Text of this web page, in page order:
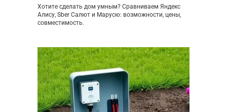
Хотите сделать дом умным? Сравниваем Яндекс
Алису, Sber Салют и Марусю: возможности, цены,
совместимость.